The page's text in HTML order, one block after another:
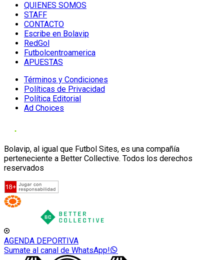
QUIENES SOMOS
STAFF
CONTACTO
Escribe en Bolavip
RedGol
Futbolcentroamerica
APUESTAS
Términos y Condiciones
Políticas de Privacidad
Política Editorial
Ad Choices
Bolavip, al igual que Futbol Sites, es una compañía
perteneciente a Better Collective. Todos los derechos
reservados
AGENDA DEPORTIVA
Sumate al canal de WhatsApp!